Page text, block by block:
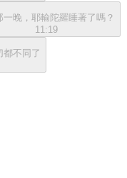
一晚，耶輸陀羅睡著了嗎？
11:19
都不同了